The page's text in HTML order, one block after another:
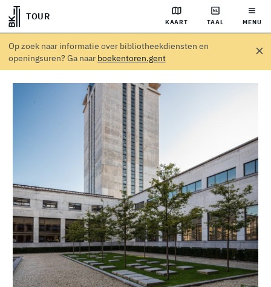
TOUR KAART TAAL MENU
Op zoek naar informatie over bibliotheekdiensten en
openingsuren? Ga naar boekentoren.gent